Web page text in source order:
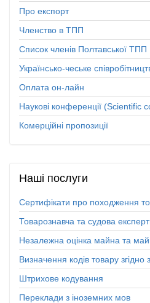
Про експорт
Членство в ТПП
Список членів Полтавської ТПП
Українсько-чеське
Оплата он-лайн
Наукові конференції (Scientific
Комерційні пропозиції
Наші послуги
Сертифікати про походження
Товарознавча та судова
Незалежна оцінка майна та
Визначення кодів товару
Штрихове кодування
Переклади з іноземних мов